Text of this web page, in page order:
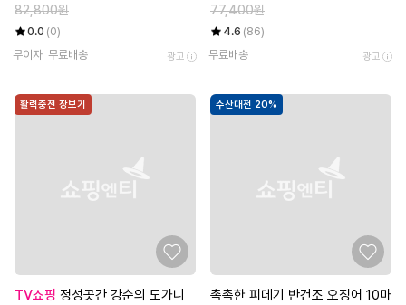
82,800원
0.0 (0)
무이자 무료배송 광고
77,400원
4.6 (86)
무료배송
광고
활력충전 장보기
TV쇼핑
수산대전 20%
촉촉한 피데기 반건조 오징어 10마